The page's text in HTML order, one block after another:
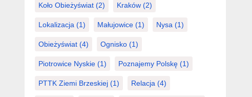
Koło Obieżyświat (2) Kraków (2)
Lokalizacja (1) Małujowice (1) Nysa (1)
Obieżyświat (4) Ognisko (1)
Piotrowice Nyskie (1) Poznajemy Polskę (1)
PTTK Ziemi Brzeskiej (1) Relacja (4)